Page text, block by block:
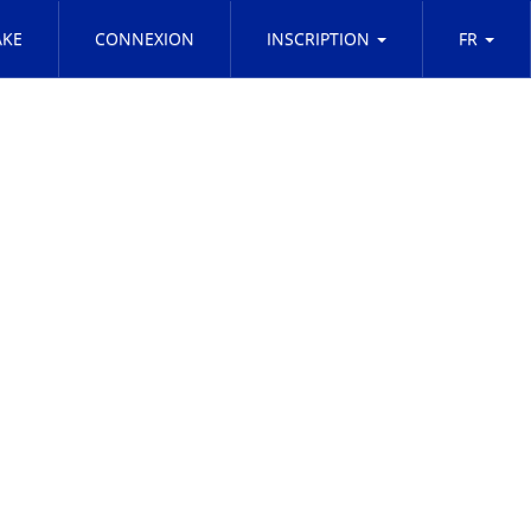
CONNEXION INSCRIPTION FR